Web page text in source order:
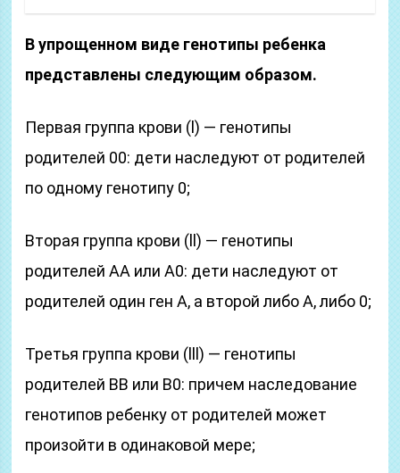
В упрощенном виде генотипы ребенка
представлены следующим образом.
Первая группа крови (l) ― генотипы
родителей 00: дети наследуют от родителей
по одному генотипу 0;
Вторая группа крови (ll) ― генотипы
родителей АА или А0: дети наследуют от
родителей один ген А, а второй либо А, либо 0;
Третья группа крови (lll) ― генотипы
родителей ВВ или В0: причем наследование
генотипов ребенку от родителей может
произойти в одинаковой мере;